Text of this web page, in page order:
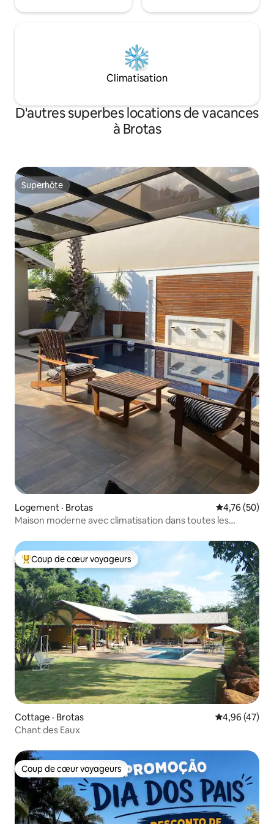
Climatisation
D'autres superbes locations de vacances
à Brotas
Superhôte
Superhôte
Logement · Brotas Note
4,76 (50)
Maison moderne avec climatisation dans toutes les
Coup de cœur voyageurs parmi les plus aimés
Coup de cœur voyageurs
Cottage · Brotas Note
4,96 (47)
Chant des Eaux
Coup de cœur voyageurs
Coup de cœur voyageurs